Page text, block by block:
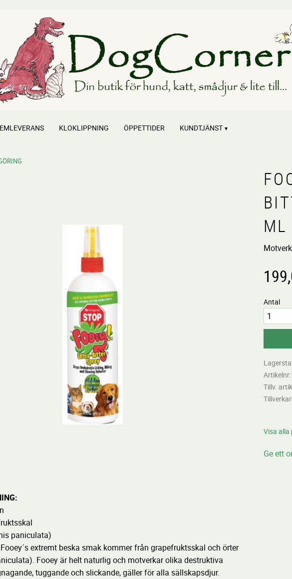
KLOKLIPPNING ÖPPETTIDER KUNDTJÄNST
ML
Antal
Artikelnr
Tillv.
Visa alla
Ge ett
paniculata)
Fooey´s extremt beska smak kommer från grapefruktsskal och örter
Fooey är helt naturlig och motverkar olika destruktiva
tuggande och slickande, gäller för alla sällskapsdjur.